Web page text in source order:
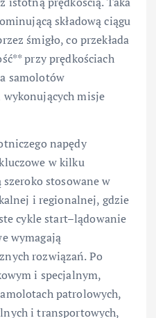
składową ciągu
śmigło, co przekłada
przy prędkościach
samolotów
misje
napędy
w kilku
szeroko stosowane w
i regionalnej, gdzie
cykle start–lądowanie
wymagają
rozwiązań. Po
i specjalnym,
patrolowych,
i transportowych,